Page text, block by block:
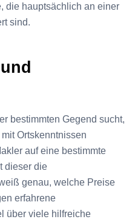
die hauptsächlich an einer
sind.
bestimmten Gegend sucht,
Ortskenntnissen
auf eine bestimmte
dieser die
genau, welche Preise
erfahrene
über viele hilfreiche